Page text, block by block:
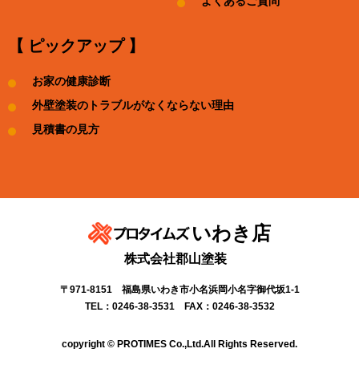
【 ピックアップ 】
お家の健康診断
外壁塗装のトラブルがなくならない理由
見積書の見方
いわき店
株式会社郡山塗装
〒971-8151 福島県いわき市小名浜岡小名字御代坂1-1
TEL：0246-38-3531 FAX：0246-38-3532
copyright © PROTIMES Co.,Ltd.All Rights Reserved.